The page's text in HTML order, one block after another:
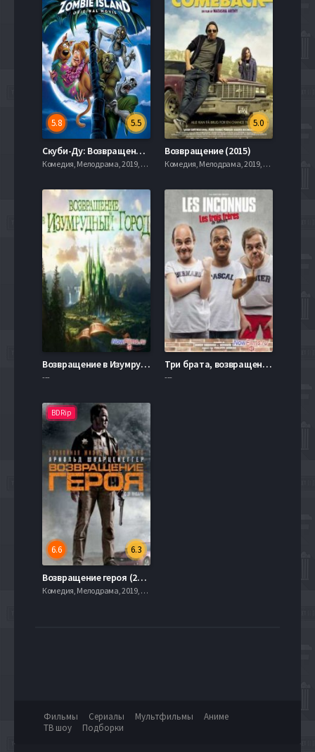
5.5
5.8
Скуби-Ду: Возвращение на остров зомби (2019)
Комедия, Мелодрама, 2019, 720hd, mobilen
5.0
Возвращение (2015)
Комедия, Мелодрама, 2019, 720hd, mobilen
Возвращение в Изумрудный город (2015)
---
Три брата, возвращение (2014)
---
BDRip
6.3
6.6
Возвращение героя (2013)
Комедия, Мелодрама, 2019, 720hd, mobilen
Фильмы Сериалы Мультфильмы
Аниме
ТВ шоу
Подборки